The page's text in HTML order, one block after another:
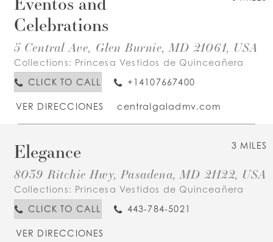
Celebrations
5 Central Ave, Glen Burnie, MD 21061, USA
Collections: Princesa Vestidos de Quinceañera
CLICK TO CALL
+14107667400
VER DIRECCIONES centralgaladmv.com
3 MILES
Elegance
8039 Ritchie Hwy, Pasadena, MD 21122, USA
Collections: Princesa Vestidos de Quinceañera
CLICK TO CALL
443-784-5021
VER DIRECCIONES